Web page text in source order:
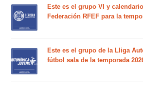
Este es el grupo VI y
Federación RFEF para la
Este es el grupo de la Lliga
fútbol sala de la temporada